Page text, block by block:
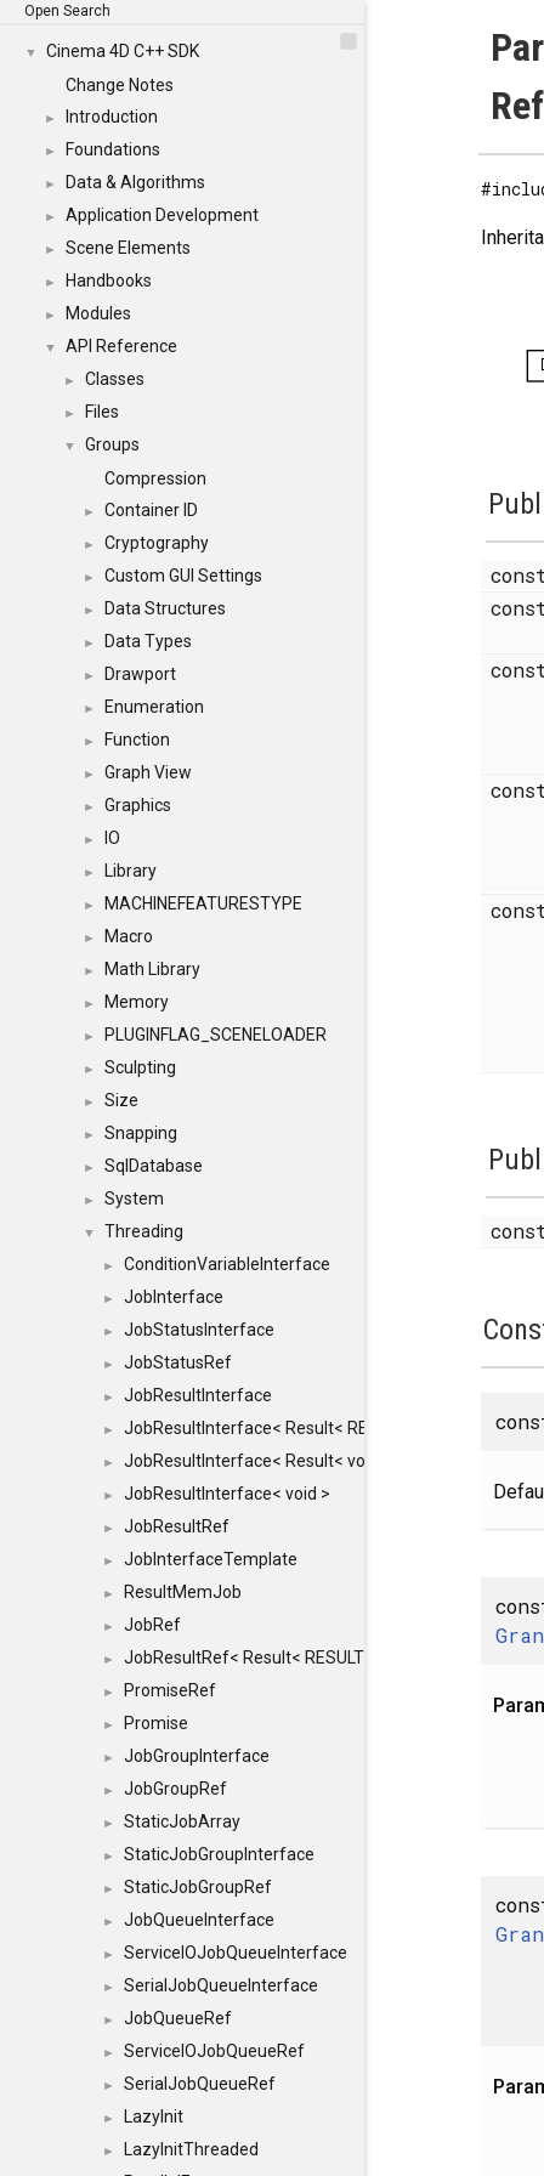
Open Search
▼
Cinema 4D C++ SDK
Change Notes
► Introduction
► Foundations
► Data & Algorithms
► Application Development
► Scene Elements
► Handbooks
► Modules
▼ API Reference
► Classes
► Files
▼
Groups
Compression
► Container ID
► Cryptography
► Custom GUI Settings
► Data Structures
► Data Types
► Drawport
► Enumeration
► Function
► Graph View
► Graphics
► IO
► Library
► MACHINEFEATURESTYPE
► Macro
► Math Library
► Memory
► PLUGINFLAG_SCENELOADER
► Sculpting
► Size
► Snapping
► SqlDatabase
► System
▼ Threading
► ConditionVariableInterface
► JobInterface
► JobStatusInterface
► JobStatusRef
► JobResultInterface
► JobResultInterface< Result< RESULTVALUETYPE > >
► JobResultInterface< Result< void > >
► JobResultInterface< void >
► JobResultRef
► JobInterfaceTemplate
► ResultMemJob
► JobRef
► JobResultRef< Result< RESULTVALUETYPE > >
► PromiseRef
► Promise
► JobGroupInterface
► JobGroupRef
► StaticJobArray
► StaticJobGroupInterface
► StaticJobGroupRef
► JobQueueInterface
► ServiceIOJobQueueInterface
► SerialJobQueueInterface
► JobQueueRef
► ServiceIOJobQueueRef
► SerialJobQueueRef
► LazyInit
►
LazyInitThreaded